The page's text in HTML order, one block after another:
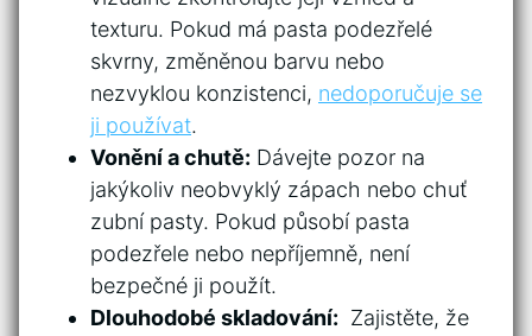
texturu. Pokud ‌má ⁤pasta ​podezřelé
skvrny, změněnou barvu nebo
nezvyklou konzistenci,⁣ nedoporučuje ‌se
ji používat.
Vonění a ​chutě: Dávejte pozor na
jakýkoliv neobvyklý zápach nebo‌ chuť
zubní pasty.⁢ Pokud působí pasta
podezřele nebo nepříjemně, není
bezpečné ‍ji použít.
Dlouhodobé skladování: ​ Zajistěte,‍ že